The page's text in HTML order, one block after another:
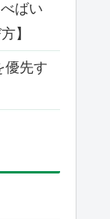
ばい
】
優先す